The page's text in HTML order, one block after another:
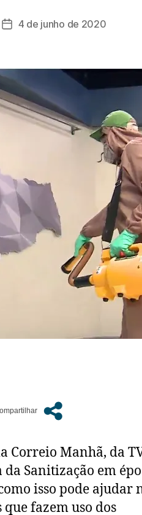
4 de junho de 2020
Correio Manhã, da
Sanitização em
isso pode ajudar
que fazem uso dos